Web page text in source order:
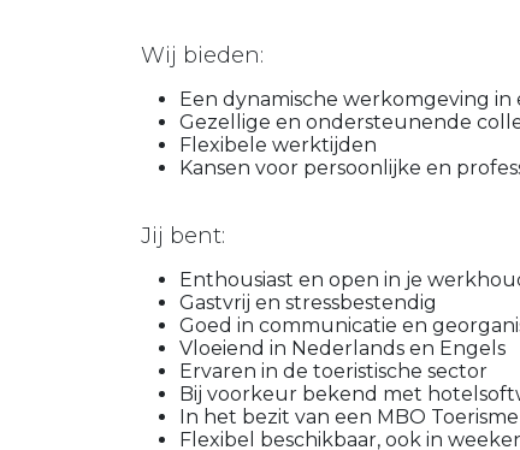
Wij bieden:
Een dynamische werkomgeving
Gezellige en ondersteunende
Flexibele werktijden
Kansen voor persoonlijke en
Jij bent:
Enthousiast en open in je
Gastvrij en stressbestendig
Goed in communicatie en
Vloeiend in Nederlands en Engels
Ervaren in de toeristische sector
Bij voorkeur bekend met
In het bezit van een MBO
Flexibel beschikbaar, ook in